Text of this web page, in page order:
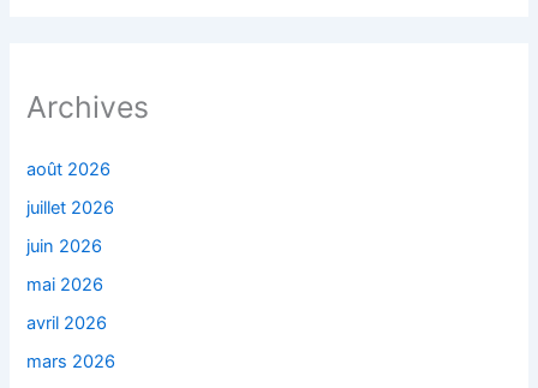
Archives
août 2026
juillet 2026
juin 2026
mai 2026
avril 2026
mars 2026